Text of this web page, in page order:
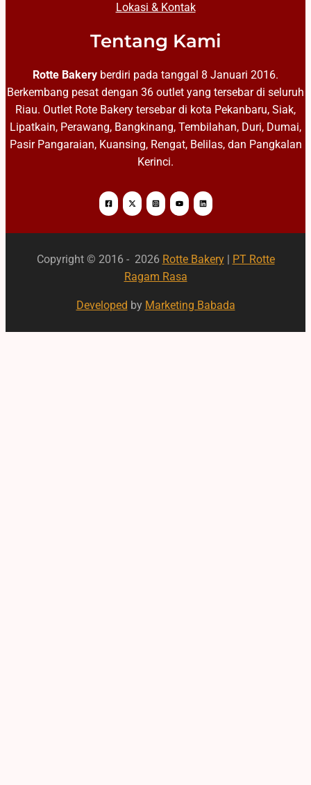
Lokasi & Kontak
Tentang Kami
Rotte Bakery berdiri pada tanggal 8 Januari 2016.
Berkembang pesat dengan 36 outlet yang tersebar di seluruh
Riau. Outlet Rote Bakery tersebar di kota Pekanbaru, Siak,
Lipatkain, Perawang, Bangkinang, Tembilahan, Duri, Dumai,
Pasir Pangaraian, Kuansing, Rengat, Belilas, dan Pangkalan
Kerinci.
Copyright © 2016 - 2026 Rotte Bakery| PT Rotte
Ragam Rasa
Developed by Marketing Babada